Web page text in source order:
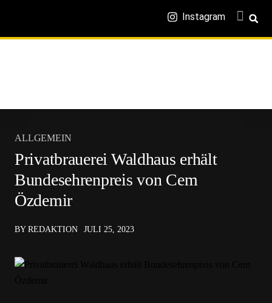
Instagram
ALLGEMEIN
Privatbrauerei Waldhaus erhält
Bundesehrenpreis von Cem
Özdemir
BY REDAKTION JULI 25, 2023